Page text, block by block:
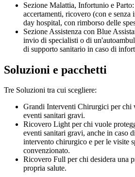
Sezione Malattia, Infortunio e
accertamenti, ricovero (con e
day hospital, con rimborso delle
Sezione Assistenza con Blue
invio di specialisti o di
di supporto sanitario in caso di
Soluzioni e pacchetti
Tre Soluzioni tra cui scegliere:
Grandi Interventi Chirurgici per chi
eventi sanitari gravi.
Ricovero Light per chi vuole
eventi sanitari gravi, anche in caso
intervento chirurgico e per le visite
convenzionato.
Ricovero Full per chi desidera una
propria salute.